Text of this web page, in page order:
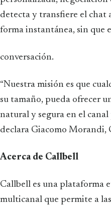
detecta y transfiere el chat
forma instantánea, sin que
conversación.
“Nuestra misión es que
su tamaño, pueda ofrecer
natural y segura en el
declara Giacomo Morandi,
Acerca de Callbell
Callbell es una plataforma
multicanal que permite a